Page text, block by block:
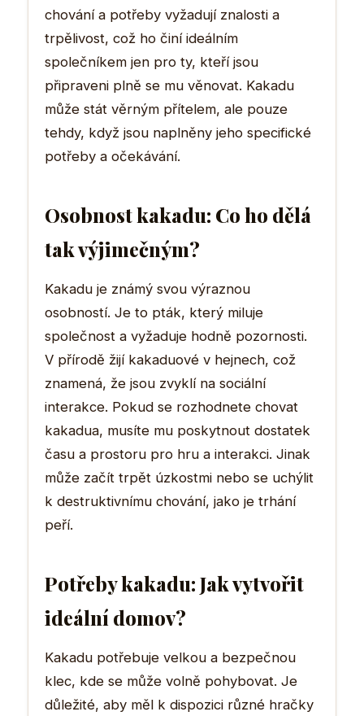
chování a potřeby vyžadují znalosti a
trpělivost, což ho činí ideálním
společníkem jen pro ty, kteří jsou
připraveni plně se mu věnovat. Kakadu
může stát věrným přítelem, ale pouze
tehdy, když jsou naplněny jeho specifické
potřeby a očekávání.
Osobnost kakadu: Co ho dělá
tak výjimečným?
Kakadu je známý svou výraznou
osobností. Je to pták, který miluje
společnost a vyžaduje hodně pozornosti.
V přírodě žijí kakaduové v hejnech, což
znamená, že jsou zvyklí na sociální
interakce. Pokud se rozhodnete chovat
kakadua, musíte mu poskytnout dostatek
času a prostoru pro hru a interakci. Jinak
může začít trpět úzkostmi nebo se uchýlit
k destruktivnímu chování, jako je trhání
peří.
Potřeby kakadu: Jak vytvořit
ideální domov?
Kakadu potřebuje velkou a bezpečnou
klec, kde se může volně pohybovat. Je
důležité, aby měl k dispozici různé hračky